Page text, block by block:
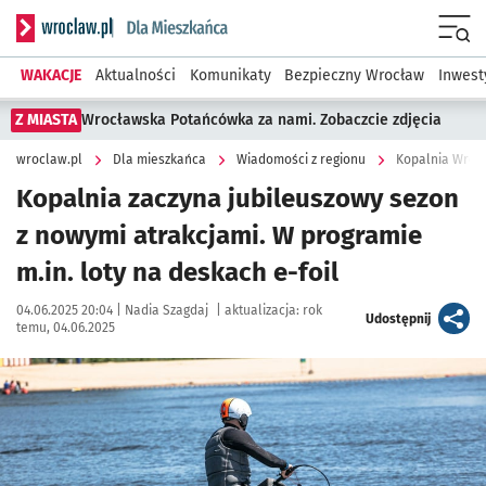
Serwis informacyjny wroclaw.pl podserwis: Dla mieszkańca
WAKACJE Aktualności Komunikaty Bezpieczny Wrocław
Z MIASTA Wrocławska Potańcówka za nami. Zobaczcie zdjęcia
wroclaw.pl Dla mieszkańca Wiadomości z regionu Kopalnia
Kopalnia zaczyna jubileuszowy sezon
z nowymi atrakcjami. W programie
m.in. loty na deskach e-foil
Data publikacji:
04.06.2025 20:04 | Autor:
Nadia Szagdaj aktualizacja: rok
temu, 04.06.2025
Udostępnijartykuł
Kliknij, aby zobaczyć galerię